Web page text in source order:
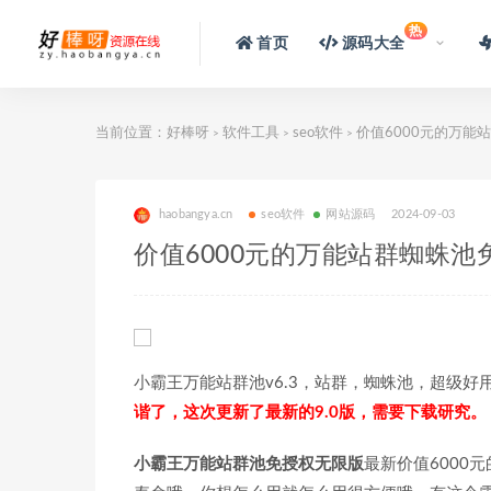
首页 源码大全
热
当前位置： 好棒呀 > 软件工具 > seo软件 > 价值6000元的万能
haobangya.cn seo软件 网站源码 2024-09-03
价值6000元的万能站群蜘蛛池
小霸王万能站群池v6.3，站群，蜘蛛池，超级好
谐了，这次更新了最新的9.0版，需要下载研究。
小霸王万能站群池免授权无限版最新价值6000元